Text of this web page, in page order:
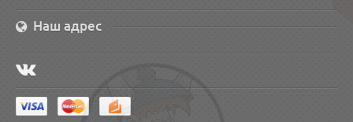
Наш адрес